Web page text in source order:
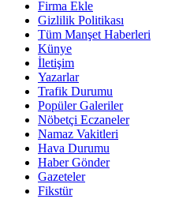
Firma Ekle
Gizlilik Politikası
Tüm Manşet Haberleri
Künye
İletişim
Yazarlar
Trafik Durumu
Popüler Galeriler
Nöbetçi Eczaneler
Namaz Vakitleri
Hava Durumu
Haber Gönder
Gazeteler
Fikstür